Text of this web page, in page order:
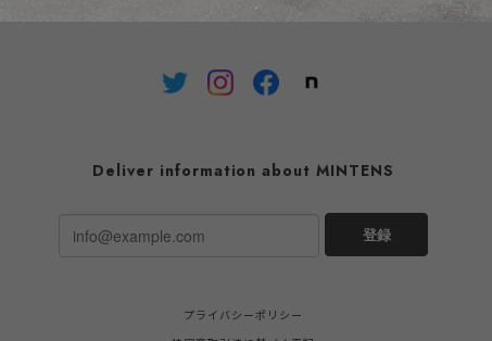
Deliver information about MINTENS
登録
プライバシーポリシー